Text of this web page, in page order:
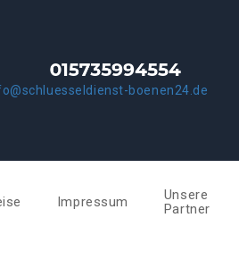
boenen24.de
Impressum
Unsere
Partner